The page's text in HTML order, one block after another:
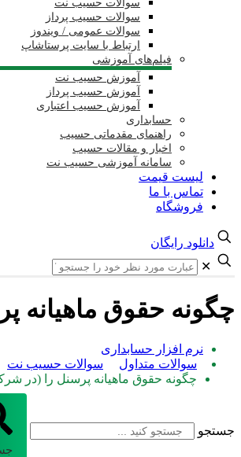
سوالات حسیب نت
سوالات حسیب پرداز
سوالات عمومی / ویندوز
ارتباط با سایت پرستاشاپ
فیلم‌های آموزشی
آموزش حسیب نت
آموزش حسیب پرداز
آموزش حسیب اعتباری
حسابداری
راهنمای مقدماتی حسیب
اخبار و مقالات حسیب
سامانه آموزشی حسیب نت
لیست قیمت
تماس با ما
فروشگاه
دانلود رایگان
✕
چگونه حقوق ماهیانه
نرم افزار حسابداری
سوالات متداول
سوالات حسیب نت
چگونه حقوق ماهیانه پرسنل را (در
جستجو